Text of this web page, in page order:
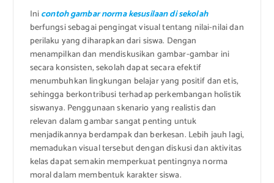
Inicontoh gambar norma kesusilaan di sekolah
berfungsi sebagai pengingat visual tentang nilai-nilai dan
perilaku yang diharapkan dari siswa. Dengan
menampilkan dan mendiskusikan gambar-gambar ini
secara konsisten, sekolah dapat secara efektif
menumbuhkan lingkungan belajar yang positif dan etis,
sehingga berkontribusi terhadap perkembangan holistik
siswanya. Penggunaan skenario yang realistis dan
relevan dalam gambar sangat penting untuk
menjadikannya berdampak dan berkesan. Lebih jauh lagi,
memadukan visual tersebut dengan diskusi dan aktivitas
kelas dapat semakin memperkuat pentingnya norma
moral dalam membentuk karakter siswa.